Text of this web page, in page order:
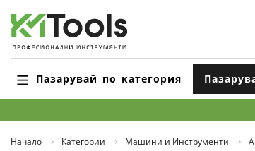
Пазарувай по категория
Начало Категории Машини и Инструменти